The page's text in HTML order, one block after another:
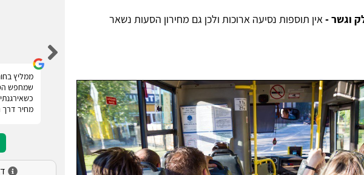
וגשר -אין תוספות נסיעה ארוכות ולכן גם מחירון הסעות נשאר
ממליץ
שמחפש
מחיר
השכרת מיניבוס לחתונה. אם אתם מחפשים הסעות
לאירועים! רק טופ הסעות. הם מעניקים מספר הצעות
מחיר ומאפשרים לכם להשוות, פשוט מעולה.
על הכל.